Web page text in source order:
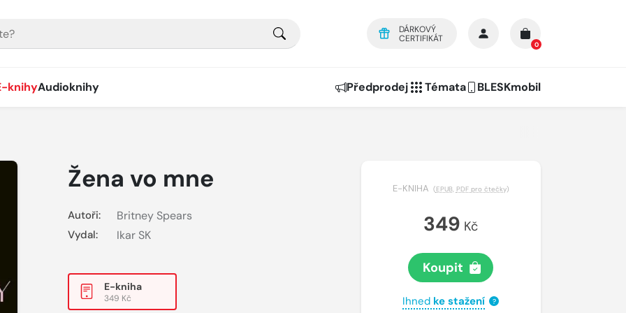
DÁRKOVÝ
CERTIFIKÁT
0
knihyAudioknihy Předprodej Témata BLESKmobil
Žena vo mne
Autoři: Britney Spears
Vydal: Ikar SK
E-kniha
349 Kč
E-KNIHA (EPUB, PDF pro čtečky)
349 Kč
Koupit
Ihned ke stažení ?